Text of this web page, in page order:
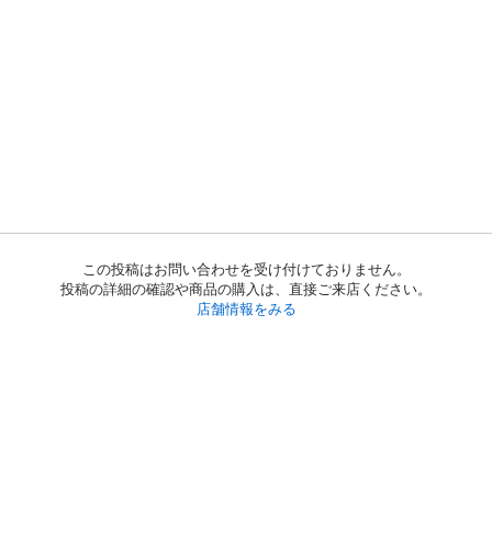
この投稿はお問い合わせを受け付けておりません。
投稿の詳細の確認や商品の購入は、直接ご来店ください。
店舗情報をみる